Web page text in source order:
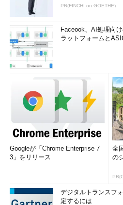
PR(FINCHI on GOETHE)
Faceook、AI処理向
ラットフォームと
Googleが「Chrome Enterprise 7
3」をリリース
全
の
デジタルトランスフ
定するには